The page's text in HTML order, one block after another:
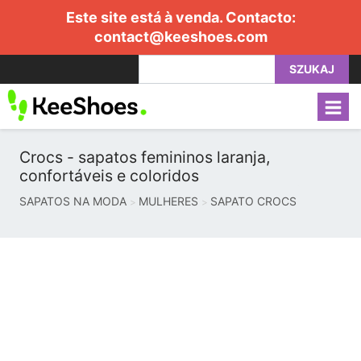
Este site está à venda. Contacto:
contact@keeshoes.com
SZUKAJ
Crocs - sapatos femininos laranja,
confortáveis ​​e coloridos
SAPATOS NA MODA MULHERES SAPATO CROCS